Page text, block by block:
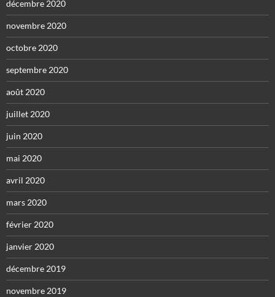
décembre 2020
novembre 2020
octobre 2020
septembre 2020
août 2020
juillet 2020
juin 2020
mai 2020
avril 2020
mars 2020
février 2020
janvier 2020
décembre 2019
novembre 2019